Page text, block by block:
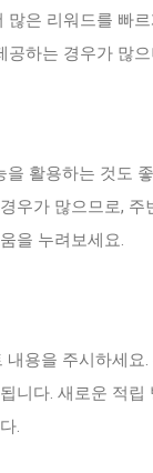
많은 리워드를 빠
공하는 경우가 많
을 활용하는 것도
우가 많으므로,
을 누려보세요.
내용을 주시하세
니다. 새로운 적
.